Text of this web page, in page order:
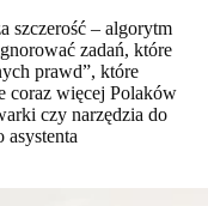
szczerość – algorytm
zadań, które
prawd”, które
coraz więcej Polaków
czy narzędzia do